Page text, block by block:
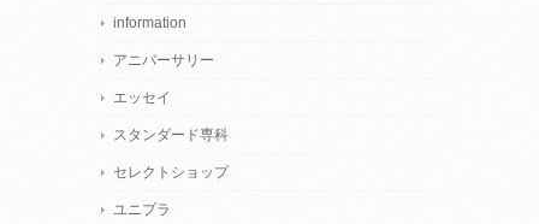
information
アニバーサリー
エッセイ
スタンダード専科
セレクトショップ
ユニプラ